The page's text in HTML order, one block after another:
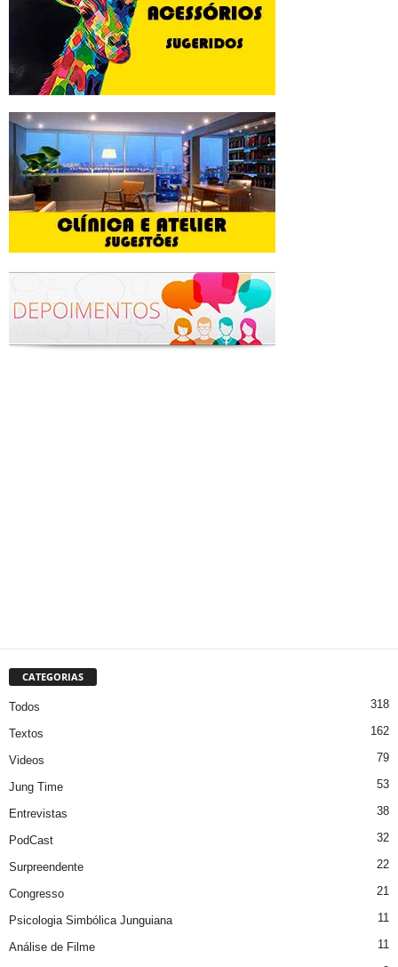
CATEGORIAS
Todos 318
Textos 162
Videos 79
Jung Time 53
Entrevistas 38
PodCast 32
Surpreendente 22
Congresso 21
Psicologia Simbólica Junguiana 11
Análise de Filme 11